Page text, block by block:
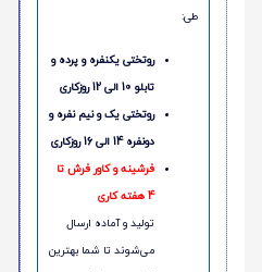
طی:
روتختی یکنفره و پرده و
تابلو 10 الی 12 روزکاری
روتختی یک و نیم نفره و
دونفره 14 الی 16 روزکاری
فرشینه و کاور فرش تا
4 هفته کاری
تولید و آماده ارسال
می‌شوند تا شما بهترین